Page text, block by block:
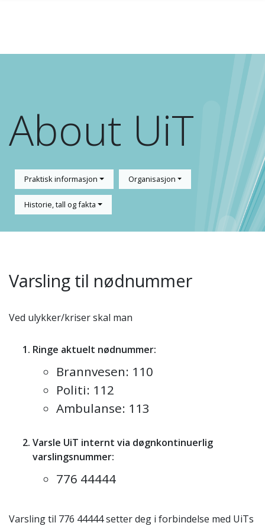
About UiT
Praktisk informasjon Organisasjon
Historie, tall og fakta
Varsling til nødnummer
Ved ulykker/kriser skal man
Ringe aktuelt nødnummer:
Brannvesen: 110
Politi: 112
Ambulanse: 113
Varsle UiT internt via døgnkontinuerlig
varslingsnummer:
776 44444
Varsling til 776 44444 setter deg i forbindelse med UiTs